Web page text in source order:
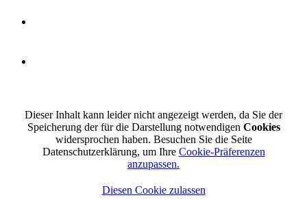
Dieser Inhalt kann leider nicht angezeigt werden, da Sie der
Speicherung der für die Darstellung notwendigen Cookies
widersprochen haben. Besuchen Sie die Seite
Datenschutzerklärung, um Ihre Cookie-Präferenzen
anzupassen.
Diesen Cookie zulassen